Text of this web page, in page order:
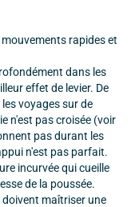
rapides et
dans les
effet de levier. De
voyages sur de
n'est pas croisée (voir
pas durant les
n'est pas parfait.
incurvée qui cueille
de la poussée.
maîtriser une